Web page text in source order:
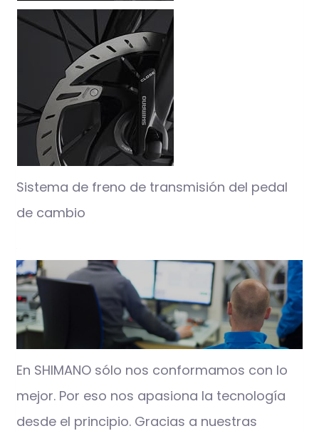
Sistema de freno de transmisión del pedal
de cambio
En SHIMANO sólo nos conformamos con lo
mejor. Por eso nos apasiona la tecnología
desde el principio. Gracias a nuestras